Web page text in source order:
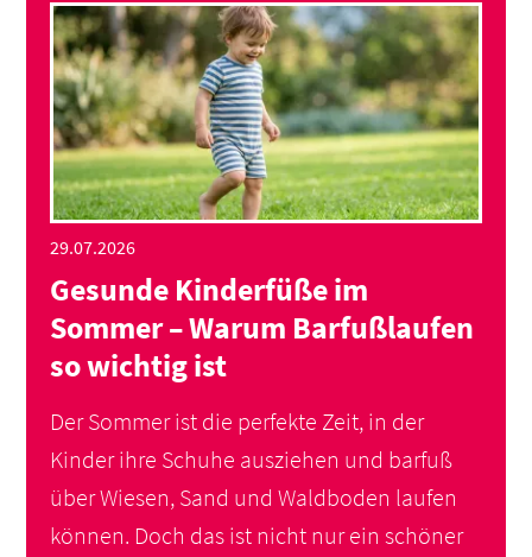
29.07.2026
Gesunde Kinderfüße im
Sommer – Warum Barfußlaufen
so wichtig ist
Der Sommer ist die perfekte Zeit, in der
Kinder ihre Schuhe ausziehen und barfuß
über Wiesen, Sand und Waldboden laufen
können. Doch das ist nicht nur ein schöner